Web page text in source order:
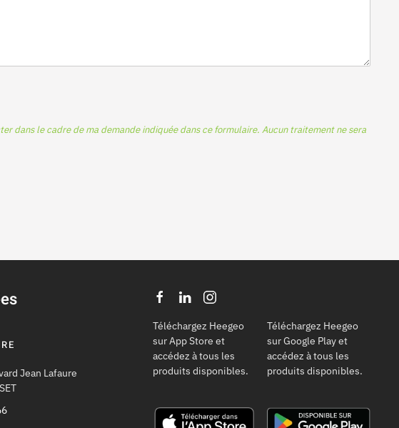
dans le cadre de ma demande indiquée dans ce formulaire. Aucun traitement ne sera
Jean Lafaure
Téléchargez Heegeo
sur App Store et
accédez à tous les
produits disponibles.
Téléchargez Heegeo
sur Google Play et
accédez à tous les
produits disponibles.